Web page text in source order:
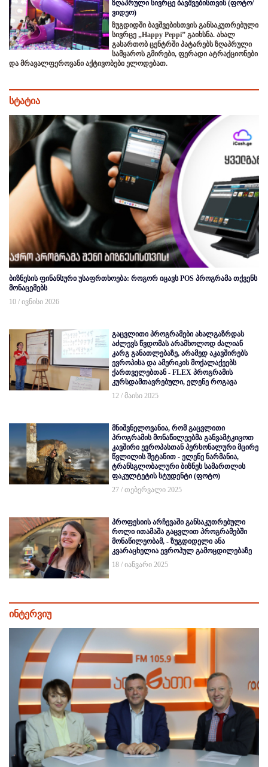
ზღაპრული სივრცე ბავშვებისთვის (ფოტო/
ვიდეო)
ზუგდიდში ბავშვებისთვის განსაკუთრებული
სივრცე „Happy Peppi” გაიხსნა. ახალ
გასართობ ცენტრში პატარებს ზღაპრული
სამყაროს გმირები, ფერადი ატრაქციონები
და მრავალფეროვანი აქტივობები ელოდებათ.
სტატია
ბიზნესის ფინანსური უსაფრთხოება: როგორ იცავს POS პროგრამა თქვენს
მონაცემებს
10 / ივნისი 2026
გაცვლითი პროგრამები ახალგაზრდას
აძლევს წვდომას არამხოლოდ ძალიან
კარგ განათლებაზე, არამედ აკავშირებს
ევროპისა და ამერიკის მოქალაქეებს
ქართველებთან - FLEX პროგრამის
კურსდამთავრებული, ელენე როგავა
12 / მაისი 2025
მნიშვნელოვანია, რომ გაცვლითი
პროგრამის მონაწილეებმა განვამტკიცოთ
კავშირი ევროპასთან პერსონალური მცირე
წვლილის შეტანით - ელენე ნარმანია,
ტრანსგლობალური ბიზნეს სამართლის
ფაკულტეტის სტუდენტი (ფოტო)
27 / თებერვალი 2025
პროფესიის არჩევაში განსაკუთრებული
როლი ითამაშა გაცვლით პროგრამებში
მონაწილეობამ, - ზუგდიდელი ანა
კვარაცხელია ევროპულ გამოცდილებაზე
18 / იანვარი 2025
ინტერვიუ